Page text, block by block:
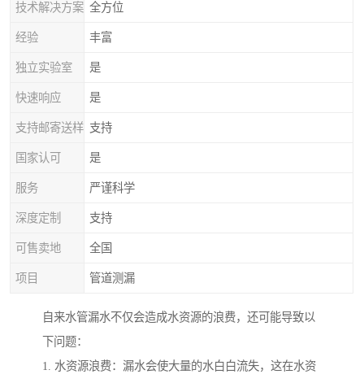
技术解决方案 全方位
经验 丰富
独立实验室 是
快速响应 是
支持邮寄送样 支持
国家认可 是
服务 严谨科学
深度定制 支持
可售卖地 全国
项目 管道测漏
自来水管漏水不仅会造成水资源的浪费，还可能导致以
下问题：
1. 水资源浪费：漏水会使大量的水白白流失，这在水资